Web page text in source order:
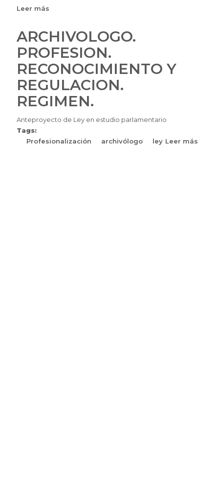
Leer más
PROFESION.
RECONOCIMIENTO
Y
REGULACION.
REGIMEN.
ARCHIVOLOGO.
PROFESION.
RECONOCIMIENTO Y
REGULACION.
REGIMEN.
Anteproyecto de Ley en estudio parlamentario
Tags:
Profesionalización
archivólogo ley Leer más